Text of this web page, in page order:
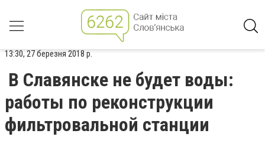
13:30, 27 березня 2018 р.
В Славянске не будет воды:
работы по реконструкции
фильтровальной станции